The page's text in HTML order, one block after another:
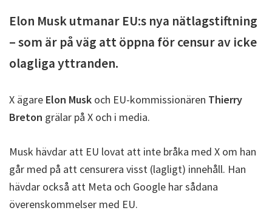
Elon Musk utmanar EU:s nya nätlagstiftning
– som är på väg att öppna för censur av icke
olagliga yttranden.
X ägare Elon Musk och EU-kommissionären Thierry
Breton grälar på X och i media.
Musk hävdar att EU lovat att inte bråka med X om han
går med på att censurera visst (lagligt) innehåll. Han
hävdar också att Meta och Google har sådana
överenskommelser med EU.